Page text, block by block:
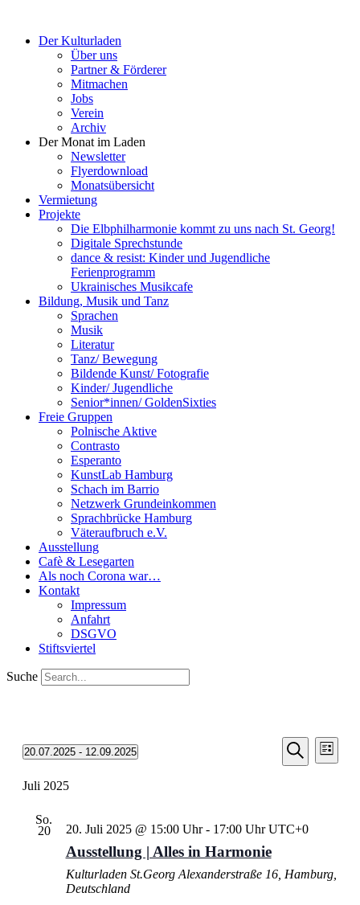
Der Kulturladen
Über uns
Partner & Förderer
Mitmachen
Jobs
Verein
Archiv
Der Monat im Laden
Newsletter
Flyerdownload
Monatsübersicht
Vermietung
Projekte
Die Elbphilharmonie kommt zu uns nach St. Georg!
Digitale Sprechstunde
dance & resist: Kinder und Jugendliche
Ferienprogramm
Ukrainisches Musikcafe
Bildung, Musik und Tanz
Sprachen
Musik
Literatur
Tanz/ Bewegung
Bildende Kunst/ Fotografie
Kinder/ Jugendliche
Senior*innen/ GoldenSixties
Freie Gruppen
Polnische Aktive
Contrasto
Esperanto
KunstLab Hamburg
Schach im Barrio
Netzwerk Grundeinkommen
Sprachbrücke Hamburg
Väteraufbruch e.V.
Ausstellung
Cafè & Lesegarten
Als noch Corona war…
Kontakt
Impressum
Anfahrt
DSGVO
Stiftsviertel
Suche
Suche
Suche
Liste
20.07.2025 - 12.09.2025
wählen.
Juli 2025
So.
20
20. Juli 2025 @ 15:00 Uhr- 17:00 Uhr UTC+0
Ausstellung | Alles in Harmonie
Kulturladen St.Georg Alexanderstraße 16, Hamburg,
Deutschland